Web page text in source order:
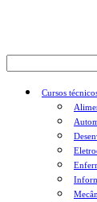
Cursos